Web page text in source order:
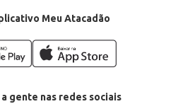
Meu Atacadão
gente nas redes sociais